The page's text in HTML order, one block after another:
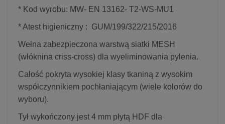
* Kod wyrobu: MW- EN 13162- T2-WS-MU1
* Atest higieniczny : GUM/199/322/215/2016
Wełna zabezpieczona warstwą siatki MESH
(włóknina criss-cross) dla wyeliminowania pylenia.
Całość pokryta wysokiej klasy tkaniną z wysokim
współczynnikiem pochłaniającym (wiele kolorów do
wyboru).
Tył wykończony jest 4 mm płytą HDF dla